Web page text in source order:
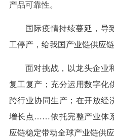
产品可靠性。
国际疫情持续蔓延，导
工停产，给我国产业链供应
面对挑战，以龙头企业
复工复产；充分运用数字化
跨行业协同生产；在开放经
增长点……依托完整产业体
应链稳定带动全球产业链供